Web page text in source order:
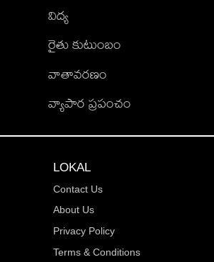
విద్య
రైతు కుటుంబం
వాతావరణం
వ్యాపార ప్రపంచం
LOKAL
Contact Us
About Us
Privacy Policy
Terms & Conditions